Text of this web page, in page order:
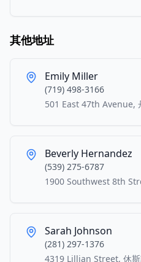
其他地址
Emily Miller
(719) 498-3166
501 East 47th Avenue,
Beverly Hernandez
(539) 275-6787
1900 Southwest 8th
Sarah Johnson
(281) 297-1376
4319 Lillian Street, 休